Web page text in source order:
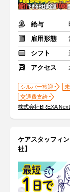
給与
雇用形態
シフト
アクセス
シルバー歓迎
交通費支給
株式会社BREXA
ケアスタッフィ
社】